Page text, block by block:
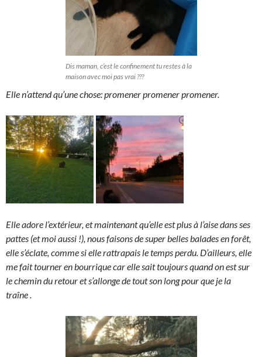
Dis maman, c’est le confinement tu restes à la
maison avec moi pas vrai ???
Elle n’attend qu’une chose: promener promener promener.
Elle adore l’extérieur, et maintenant qu’elle est plus à l’aise dans ses
pattes (et moi aussi !), nous faisons de super belles balades en forêt,
elle s’éclate, comme si elle rattrapais le temps perdu. D’ailleurs, elle
me fait tourner en bourrique car elle sait toujours quand on est sur
le chemin du retour et s’allonge de tout son long pour que je la
traîne